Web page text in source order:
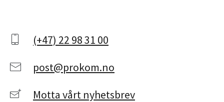
(+47) 22 98 31 00
post@prokom.no
Motta vårt nyhetsbrev